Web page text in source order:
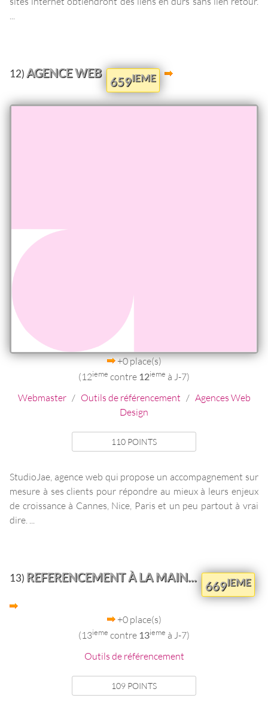
12) AGENCE WEB
659IEME
+0 place(s)
(12ieme contre 12ieme à J-7)
Webmaster/ Outils de référencement / Agences Web
Design
110 POINTS
StudioJae, agence web qui propose un accompagnement sur
mesure à ses clients pour répondre au mieux à leurs enjeux
de croissance à Cannes, Nice, Paris et un peu partout à vrai
dire. ...
13) REFERENCEMENT À LA MAIN...
669IEME
+0 place(s)
(13ieme contre 13ieme à J-7)
Outils de référencement
109 POINTS